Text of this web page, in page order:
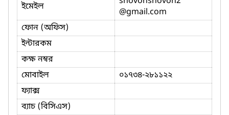
ইমেইল
@gmail.com
ফোন (অফিস)
ইন্টারকম
কক্ষ নম্বর
মোবাইল
০১৭৩৪-২৮১১২২
ফ্যাক্স
ব্যাচ (বিসিএস)